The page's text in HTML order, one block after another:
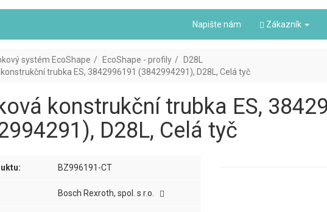
Napište nám Zákazník
systém EcoShape EcoShape - profily
D28L
konstrukční trubka ES, 3842996191 (3842994291), D28L, Celá tyč
konstrukční trubka ES,
D28L, Celá tyč
BZ996191-CT
Bosch Rexroth, spol. s r.o.